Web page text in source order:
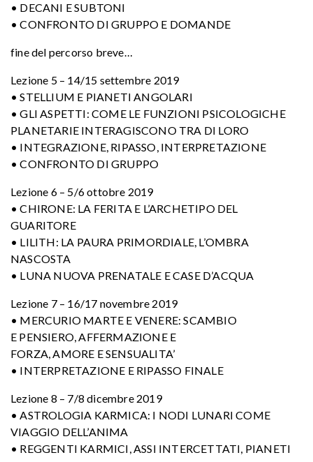
• DECANI E SUBTONI
• CONFRONTO DI GRUPPO E DOMANDE
fine del percorso breve…
Lezione 5 – 14/15 settembre 2019
• STELLIUM E PIANETI ANGOLARI
• GLI ASPETTI: COME LE FUNZIONI PSICOLOGICHE
PLANETARIE INTERAGISCONO TRA DI LORO
• INTEGRAZIONE, RIPASSO, INTERPRETAZIONE
• CONFRONTO DI GRUPPO
Lezione 6 – 5/6 ottobre 2019
• CHIRONE: LA FERITA E L’ARCHETIPO DEL
GUARITORE
• LILITH: LA PAURA PRIMORDIALE, L’OMBRA
NASCOSTA
• LUNA NUOVA PRENATALE E CASE D’ACQUA
Lezione 7 – 16/17 novembre 2019
• MERCURIO MARTE E VENERE: SCAMBIO
E PENSIERO, AFFERMAZIONE E
FORZA, AMORE E SENSUALITA’
• INTERPRETAZIONE E RIPASSO FINALE
Lezione 8 – 7/8 dicembre 2019
• ASTROLOGIA KARMICA: I NODI LUNARI COME
VIAGGIO DELL’ANIMA
• REGGENTI KARMICI, ASSI INTERCETTATI, PIANETI